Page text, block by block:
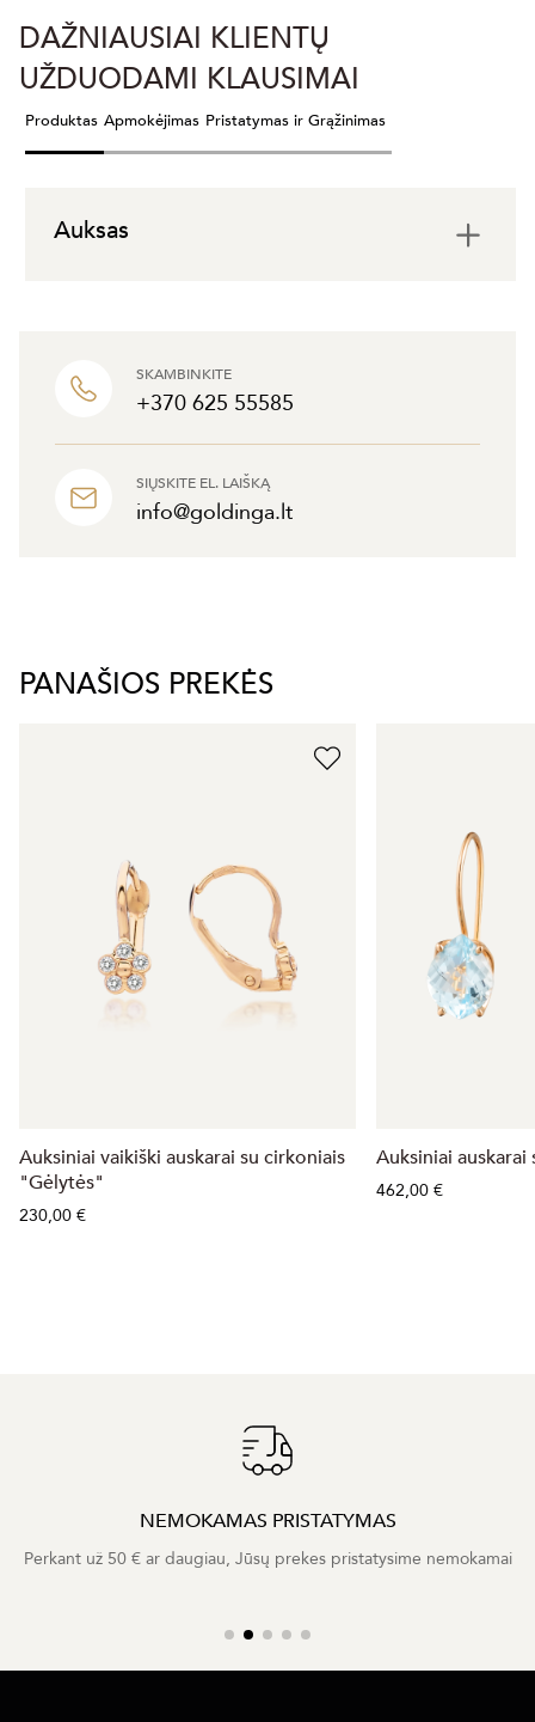
SKAMBINKITE
+370 625 55585
SIŲSKITE EL. LAIŠKĄ
info@goldinga.lt
DAŽNIAUSIAI KLIENTŲ
UŽDUODAMI KLAUSIMAI
Produktas Apmokėjimas Pristatymas ir Grąžinimas
Auksas
PANAŠIOS PREKĖS
Auksiniai vaikiški auskarai su cirkoniais
"Gėlytės"
230,00 €
Auksiniai auskarai
462,00 €
NEMOKAMAS PRISTATYMAS
Perkant už 50 € ar daugiau, Jūsų prekes pristatysime nemokamai